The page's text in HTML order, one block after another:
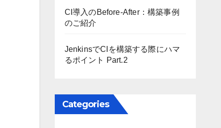
CI導入のBefore-After：構築事例
のご紹介
JenkinsでCIを構築する際にハマ
るポイント Part.2
Categories